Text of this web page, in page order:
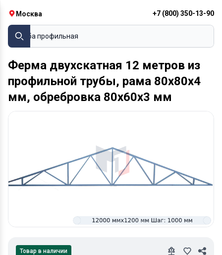
Москва +7 (800) 350-13-90
Труба профильная
Ферма двухскатная 12 метров из
профильной трубы, рама 80х80х4
мм, обребровка 80х60х3 мм
Товар в наличии